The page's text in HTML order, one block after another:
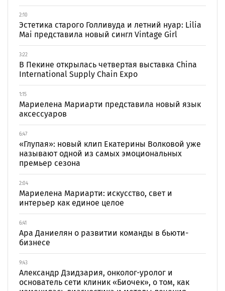
2:10
Эстетика старого Голливуда и летний нуар: Lilia
Mai представила новый сингл Vintage Girl
3:22
В Пекине открылась четвертая выставка China
International Supply Chain Expo
1:15
Мариелена Мариарти представила новый язык
аксессуаров
6:47
«Глупая»: новый клип Екатерины Волковой уже
называют одной из самых эмоциональных
премьер сезона
2:04
Мариелена Мариарти: искусство, свет и
интерьер как единое целое
6:41
Ара Даниелян о развитии команды в бьюти-
бизнесе
9:43
Александр Дзидзария, онколог-уролог и
основатель сети клиник «Биочек», о том, как